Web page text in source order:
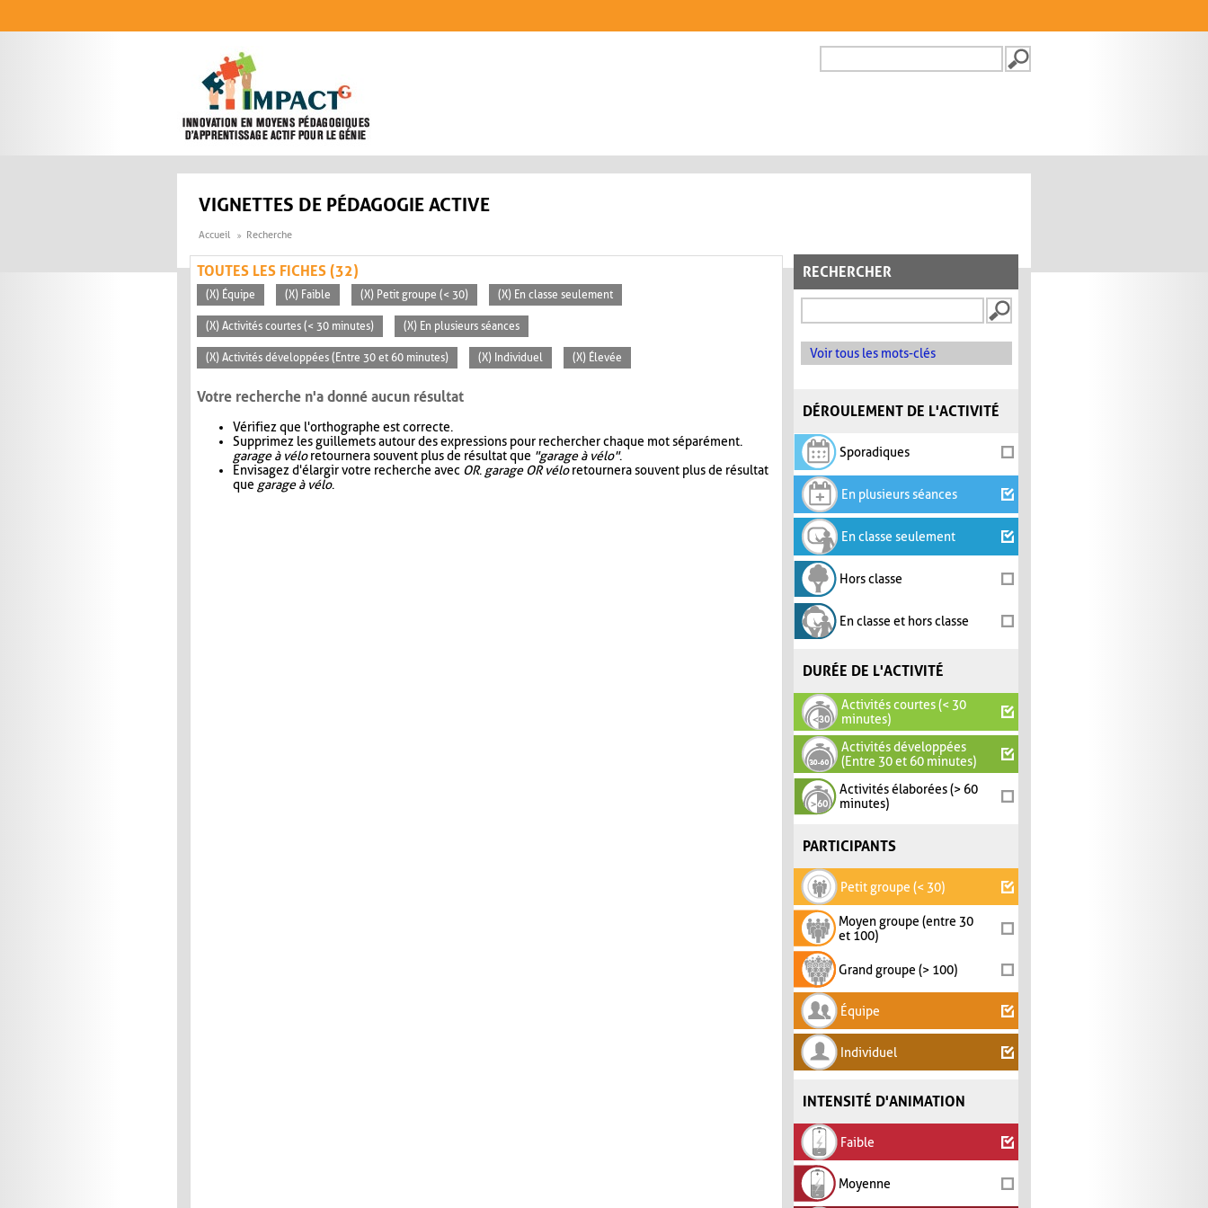
FORMULAIRE DE
VIGNETTES DE PÉDAGOGIE ACTIVE
Accueil Recherche
RECHERCHER
Voir tous les mots-clés
DÉROULEMENT DE L'ACTIVITÉ
Sporadiques
En plusieurs séances
En classe seulement
Hors classe
En classe et hors classe
DURÉE DE L'ACTIVITÉ
Activités courtes (< 30
minutes)
Activités développées
(Entre 30 et 60 minutes)
Activités élaborées (> 60
minutes)
PARTICIPANTS
Petit groupe (< 30)
Moyen groupe (entre 30
et 100)
Grand groupe (> 100)
Équipe
Individuel
INTENSITÉ D'ANIMATION
Faible
Moyenne
TOUTES LES FICHES (32)
(X) Équipe (X) Faible (X) Petit groupe (< 30) (X) En classe seulement
(X) Activités courtes (< 30 minutes) (X) En plusieurs séances
(X) Activités développées (Entre 30 et 60 minutes) (X) Individuel (X) Élevée
Votre recherche n'a donné aucun résultat
Vérifiez que l'orthographe est correcte.
Supprimez les guillemets autour des expressions pour rechercher chaque mot séparément.
garage à véloretournera souvent plus de résultat que "garage à vélo".
Envisagez d'élargir votre recherche avec OR. garage OR véloretournera souvent plus de résultat
que garage à vélo.